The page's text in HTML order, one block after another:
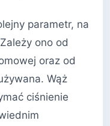
parametr, na
ono od
oraz od
Wąż
ciśnienie